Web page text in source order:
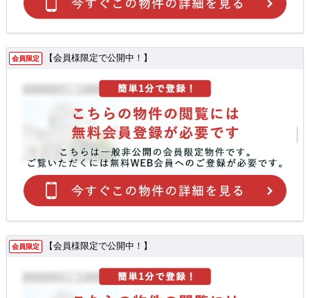
会員限定 【会員様限定で公開中！】
会員限定 【会員様限定で公開中！】